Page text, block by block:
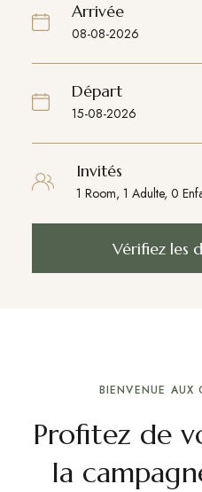
Arrivée
Départ
Invités
Vérifiez les
BIENVENUE AUX
Profitez de
la